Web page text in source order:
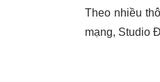
Theo nhiều
mạng, Studio